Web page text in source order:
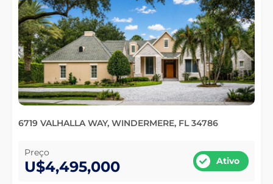
6719 VALHALLA WAY, WINDERMERE, FL 34786
Preço
U$4,495,000 Ativo